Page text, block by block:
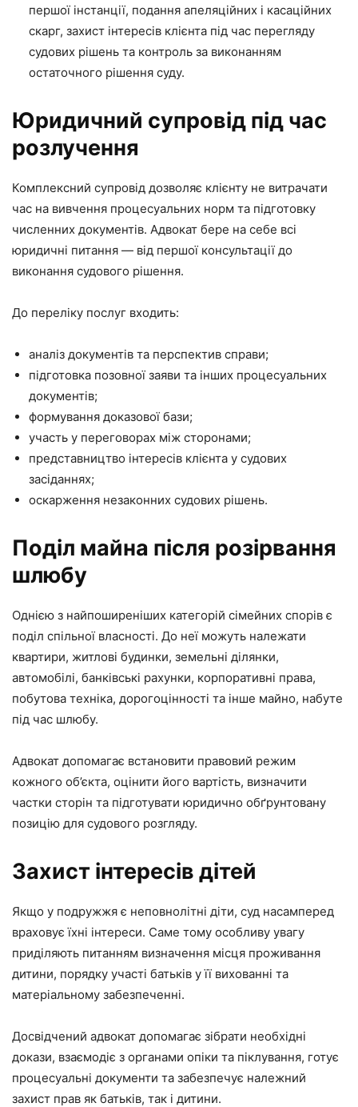
першої інстанції, подання апеляційних і касаційних
скарг, захист інтересів клієнта під час перегляду
судових рішень та контроль за виконанням
остаточного рішення суду.
Юридичний супровід під час
розлучення
Комплексний супровід дозволяє клієнту не витрачати
час на вивчення процесуальних норм та підготовку
численних документів. Адвокат бере на себе всі
юридичні питання — від першої консультації до
виконання судового рішення.
До переліку послуг входить:
аналіз документів та перспектив справи;
підготовка позовної заяви та інших процесуальних
документів;
формування доказової бази;
участь у переговорах між сторонами;
представництво інтересів клієнта у судових
засіданнях;
оскарження незаконних судових рішень.
Поділ майна після розірвання
шлюбу
Однією з найпоширеніших категорій сімейних спорів є
поділ спільної власності. До неї можуть належати
квартири, житлові будинки, земельні ділянки,
автомобілі, банківські рахунки, корпоративні права,
побутова техніка, дорогоцінності та інше майно, набуте
під час шлюбу.
Адвокат допомагає встановити правовий режим
кожного об’єкта, оцінити його вартість, визначити
частки сторін та підготувати юридично обґрунтовану
позицію для судового розгляду.
Захист інтересів дітей
Якщо у подружжя є неповнолітні діти, суд насамперед
враховує їхні інтереси. Саме тому особливу увагу
приділяють питанням визначення місця проживання
дитини, порядку участі батьків у її вихованні та
матеріальному забезпеченні.
Досвідчений адвокат допомагає зібрати необхідні
докази, взаємодіє з органами опіки та піклування, готує
процесуальні документи та забезпечує належний
захист прав як батьків, так і дитини.